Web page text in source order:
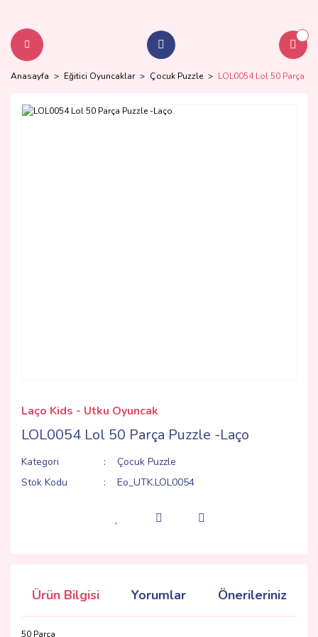
Anasayfa Eğitici Oyuncaklar Çocuk Puzzle LOL0054 Lol 50 Parça
Laço Kids - Utku Oyuncak
LOL0054 Lol 50 Parça Puzzle -Laço
Kategori
Çocuk Puzzle
Stok Kodu
Eo_UTK.LOL0054
Ürün Bilgisi Yorumlar Önerileriniz
50 Parça